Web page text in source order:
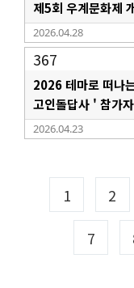
제5회 우계문화제
2026.04.28
367
2026 테마로 떠나
고인돌답사 ' 참가
2026.04.23
1 2
7